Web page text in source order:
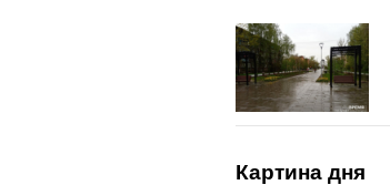
Картина дня